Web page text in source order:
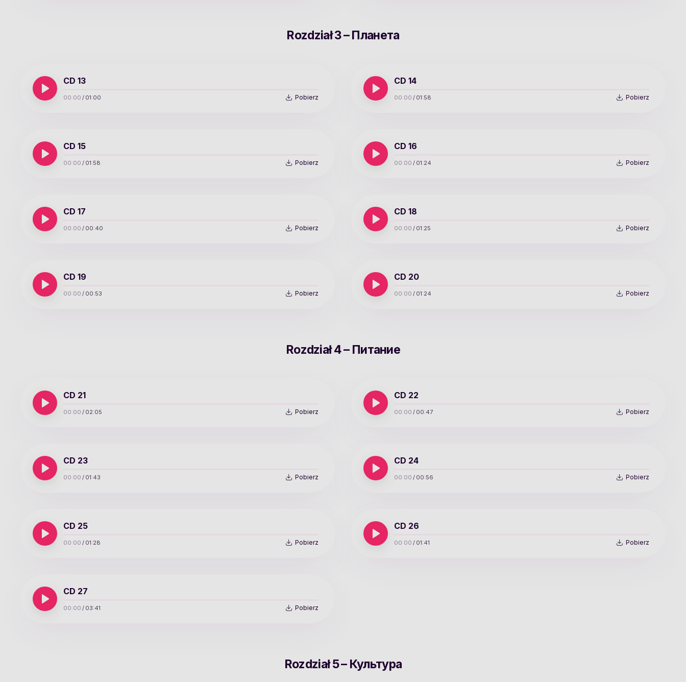
Rozdział 3 – Планета
CD 13
00:00 / 01:00 Pobierz
CD 14
00:00 / 01:58 Pobierz
CD 15
00:00 / 01:58 Pobierz
CD 16
00:00 / 01:24 Pobierz
CD 17
00:00 / 00:40 Pobierz
CD 18
00:00 / 01:25 Pobierz
CD 19
00:00 / 00:53 Pobierz
CD 20
00:00 / 01:24 Pobierz
Rozdział 4 – Питание
CD 21
00:00 / 02:05 Pobierz
CD 22
00:00 / 00:47 Pobierz
CD 23
00:00 / 01:43 Pobierz
CD 24
00:00 / 00:56 Pobierz
CD 25
00:00 / 01:28 Pobierz
CD 26
00:00 / 01:41 Pobierz
CD 27
00:00 / 03:41 Pobierz
Rozdział 5 – Культура